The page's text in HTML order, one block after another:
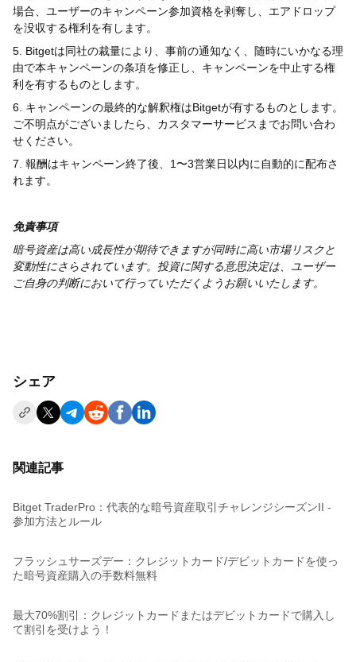
場合、ユーザーのキャンペーン参加資格を剥奪し、エアドロップ
を没収する権利を有します。
5. Bitgetは同社の裁量により、事前の通知なく、随時にいかなる理
由で本キャンペーンの条項を修正し、キャンペーンを中止する権
利を有するものとします。
6. キャンペーンの最終的な解釈権はBitgetが有するものとします。
ご不明点がございましたら、カスタマーサービスまでお問い合わ
せください。
7. 報酬はキャンペーン終了後、 1 〜3営業日以内に自動的に配布さ
れます。
免責事項
暗号資産は高い成長性が期待できますが同時に高い市場リスクと
変動性にさらされています。投資に関する意思決定は、ユーザー
ご自身の判断において行っていただくようお願いいたします。
シェア
関連記事
Bitget TraderPro：代表的な暗号資産取引チャレンジシーズンII -
参加方法とルール
フラッシュサーズデー：クレジットカード/デビットカードを使っ
た暗号資産購入の手数料無料
最大70%割引：クレジットカードまたはデビットカードで購入し
て割引を受けよう！